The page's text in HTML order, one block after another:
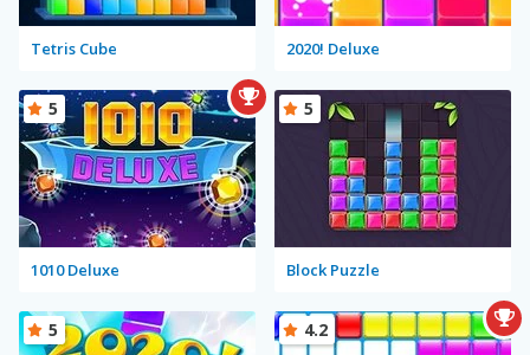
Tetris Cube 2020! Deluxe
1010 Deluxe
5
Block Puzzle
5
5 4.2